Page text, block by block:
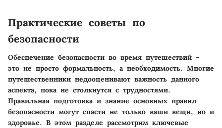
Практические советы по
безопасности
Обеспечение безопасности во время путешествий –
это не просто формальность, а необходимость. Многие
путешественники недооценивают важность данного
аспекта, пока не столкнутся с трудностями.
Правильная подготовка и знание основных правил
безопасности могут спасти не только ваши вещи, но и
здоровье. В этом разделе рассмотрим ключевые